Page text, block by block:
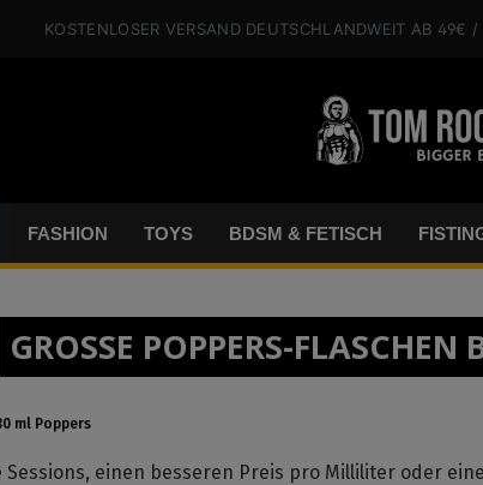
KOSTENLOSER VERSANDDEUTSCHLANDWEIT AB 49€ /
FASHION TOYS BDSM & FETISCH
GROSSE POPPERS-FLASCHEN
ml Poppers
einen besseren Preis pro Milliliter oder